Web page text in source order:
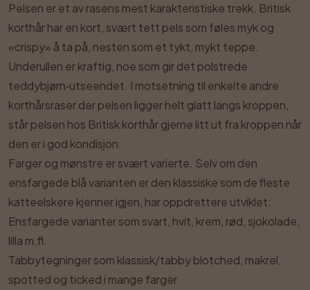
Pelsen er et av rasens mest karakteristiske trekk. Britisk
korthår har en kort, svært tett pels som føles myk og
«crispy» å ta på, nesten som et tykt, mykt teppe.
Underullen er kraftig, noe som gir det polstrede
teddybjørn‑utseendet. I motsetning til enkelte andre
korthårsraser der pelsen ligger helt glatt langs kroppen,
står pelsen hos Britisk korthår gjerne litt ut fra kroppen når
den er i god kondisjon.
Farger og mønstre er svært varierte. Selv om den
ensfargede blå varianten er den klassiske som de fleste
katteelskere kjenner igjen, har oppdrettere utviklet:
Ensfargede varianter som svart, hvit, krem, rød, sjokolade,
lilla m.fl.
Tabbytegninger som klassisk/tabby blotched, makrel,
spotted og ticked i mange farger